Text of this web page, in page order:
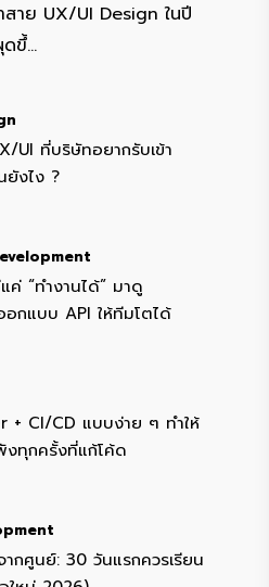
าย UX/UI Design ในปี
ดขึ้…
UI ที่บริษัทอยากรับเข้า
ยังไง ?
ค่ “ทำงานได้” มาดู
กแบบ API ให้ทีมโตได้
+ CI/CD แบบง่าย ๆ ทำให้
ทุกครั้งที่แก้โค้ด
ากศูนย์: 30 วันแรกควรเรียน